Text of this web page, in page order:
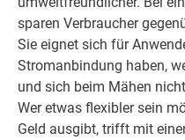
sparen Verbraucher
Sie eignet sich für
Stromanbindung haben,
und sich beim Mähen
Wer etwas flexibler sein
Geld ausgibt, trifft mit